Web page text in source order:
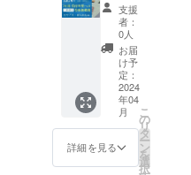
ちらか
を備考
欄もし
くは
メール
にてご
連絡下
さい。
お届け
は２０
２３年
します)
になり
ます。
この中
より選
んで下
さい。
リター
ンの利
びTシャ
ツの引
の登録
となり
ます。
スクー
ルとの
併用は
不可に
なりま
す。 T
シャツ
サイズ
在会員
でない
方は会
員登録
が必要
となり
ます(年
会費
１，０
００
円)。利
掲載期
間は３
年間、
３年後
も同様
の価格
で掲載
可能で
す。 看
板サイ
ズは横
体・企
業向
け）
１０
枠
金
額２０
０，０
００円
LIFE
パーク
支援
者：
0人
お届
け予
定：
2024
年04
月
詳細を見る
こ
の
リ
タ
ー
ン
を
選
択